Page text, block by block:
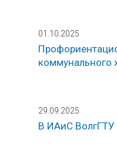
01.10.2025
коммунального
29.09.2025
В ИАиС ВолгГТУ